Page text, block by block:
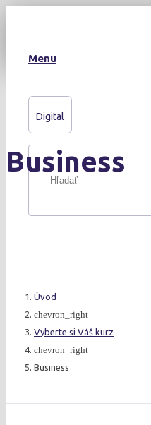
Menu
Digital
Business
Úvod
chevron_right
Vyberte si Váš kurz
chevron_right
Business